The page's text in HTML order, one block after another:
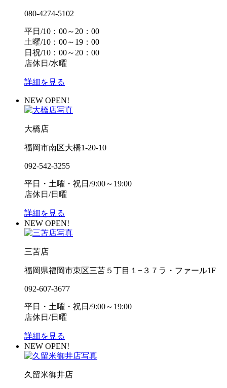
080-4274-5102
平日/10：00～20：00
土曜/10：00～19：00
日祝/10：00～20：00
店休日/水曜
詳細を見る
NEW OPEN!
大橋店
福岡市南区大橋1-20-10
092-542-3255
平日・土曜・祝日/9:00～19:00
店休日/日曜
詳細を見る
NEW OPEN!
三苫店
福岡県福岡市東区三苫５丁目１−３７ラ・ファール1F
092-607-3677
平日・土曜・祝日/9:00～19:00
店休日/日曜
詳細を見る
NEW OPEN!
久留米御井店